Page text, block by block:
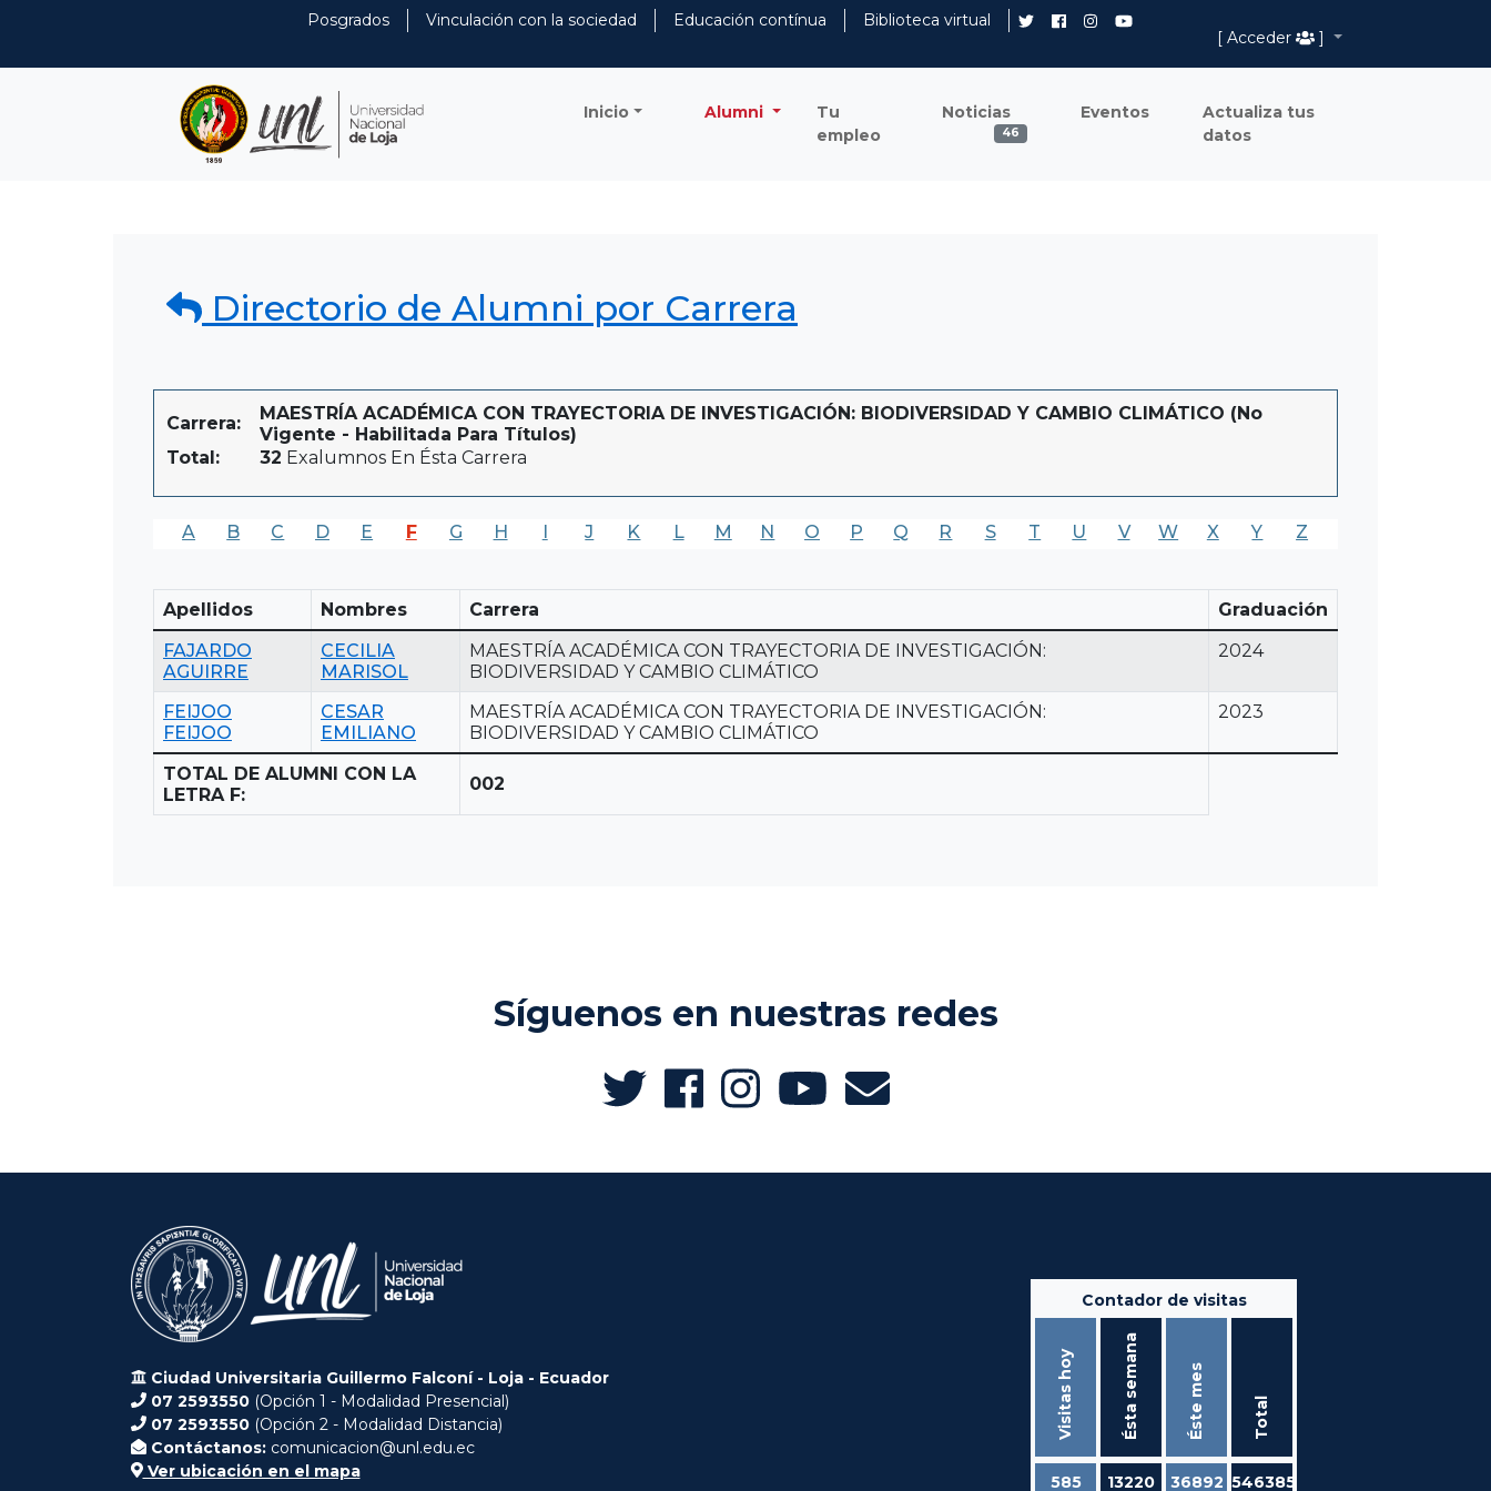
Posgrados Vinculación con la sociedad Educación contínua
Biblioteca virtual
[ Acceder
]
Inicio Alumni
Tu
empleo
Noticias
46
Eventos
Actualiza tus
datos
Directorio de Alumni por Carrera
Carrera:
MAESTRÍA ACADÉMICA CON TRAYECTORIA DE INVESTIGACIÓN: BIODIVERSIDAD Y CAMBIO CLIMÁTICO (No
Vigente - Habilitada Para Títulos)
Total:
32 Exalumnos En Ésta Carrera
A B C D E F G H I J K L M N O P Q R S T U V W X Y Z
Apellidos Nombres Carrera
Graduación
FAJARDO
AGUIRRE
CECILIA
MARISOL
MAESTRÍA ACADÉMICA CON TRAYECTORIA DE INVESTIGACIÓN:
BIODIVERSIDAD Y CAMBIO CLIMÁTICO
2024
FEIJOO
FEIJOO
CESAR
EMILIANO
MAESTRÍA ACADÉMICA CON TRAYECTORIA DE INVESTIGACIÓN:
BIODIVERSIDAD Y CAMBIO CLIMÁTICO
2023
TOTAL DE ALUMNI CON LA
LETRA F:
002
Síguenos en nuestras redes
Ciudad Universitaria Guillermo Falconí - Loja - Ecuador
07 2593550 (Opción 1 - Modalidad Presencial)
07 2593550 (Opción 2 - Modalidad Distancia)
Contáctanos: comunicacion@unl.edu.ec
Ver ubicación en el mapa
Contador de visitas
Visitas hoy Ésta semana Éste mes Total
585 13220 36892 546385